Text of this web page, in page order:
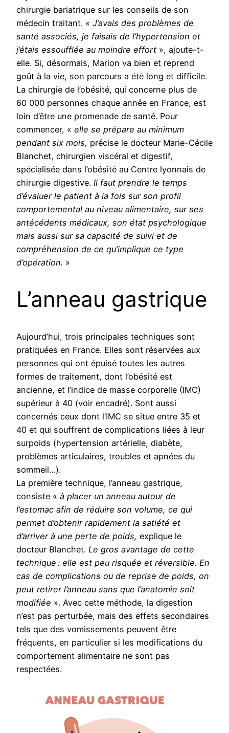
chirurgie bariatrique sur les conseils de son
médecin traitant. « J’avais des problèmes de
santé associés, je faisais de l’hypertension et
j’étais essoufflée au moindre effort », ajoute-t-
elle. Si, désormais, Marion va bien et reprend
goût à la vie, son parcours a été long et difficile.
La chirurgie de l’obésité, qui concerne plus de
60 000 personnes chaque année en France, est
loin d’être une promenade de santé. Pour
commencer, « elle se prépare au minimum
pendant six mois, précise le docteur Marie-Cécile
Blanchet, chirurgien viscéral et digestif,
spécialisée dans l’obésité au Centre lyonnais de
chirurgie digestive. Il faut prendre le temps
d’évaluer le patient à la fois sur son profil
comportemental au niveau alimentaire, sur ses
antécédents médicaux, son état psychologique
mais aussi sur sa capacité de suivi et de
compréhension de ce qu’implique ce type
d’opération. »
L’anneau gastrique
Aujourd’hui, trois principales techniques sont
pratiquées en France. Elles sont réservées aux
personnes qui ont épuisé toutes les autres
formes de traitement, dont l’obésité est
ancienne, et l’indice de masse corporelle (IMC)
supérieur à 40 (voir encadré). Sont aussi
concernés ceux dont l’IMC se situe entre 35 et
40 et qui souffrent de complications liées à leur
surpoids (hypertension artérielle, diabète,
problèmes articulaires, troubles et apnées du
sommeil…).
La première technique, l’anneau gastrique,
consiste « à placer un anneau autour de
l’estomac afin de réduire son volume, ce qui
permet d’obtenir rapidement la satiété et
d’arriver à une perte de poids, explique le
docteur Blanchet. Le gros avantage de cette
technique : elle est peu risquée et réversible. En
cas de complications ou de reprise de poids, on
peut retirer l’anneau sans que l’anatomie soit
modifiée ». Avec cette méthode, la digestion
n’est pas perturbée, mais des effets secondaires
tels que des vomissements peuvent être
fréquents, en particulier si les modifications du
comportement alimentaire ne sont pas
respectées.